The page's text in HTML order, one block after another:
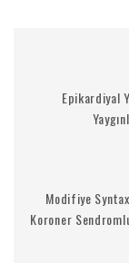
Epikardiyal
Modifiye
Koroner